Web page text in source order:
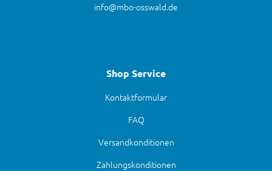
info@mbo-osswald.de
Shop Service
Kontaktformular
FAQ
Versandkonditionen
Zahlungskonditionen